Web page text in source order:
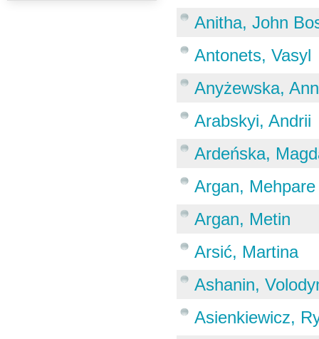
Anitha, John
Antonets, Vasyl
Anyżewska,
Arabskyi, Andrii
Ardeńska,
Argan,
Argan, Metin
Arsić, Martina
Ashanin,
Asienkiewicz,